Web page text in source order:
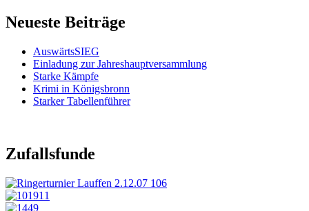
Neueste Beiträge
AuswärtsSIEG
Einladung zur Jahreshauptversammlung
Starke Kämpfe
Krimi in Königsbronn
Starker Tabellenführer
Zufallsfunde